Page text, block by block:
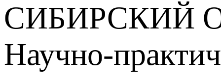
СИБИРСКИЙ
Научно-